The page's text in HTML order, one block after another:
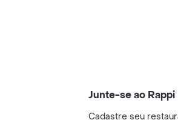
Junte-se ao Rappi
Cadastre seu